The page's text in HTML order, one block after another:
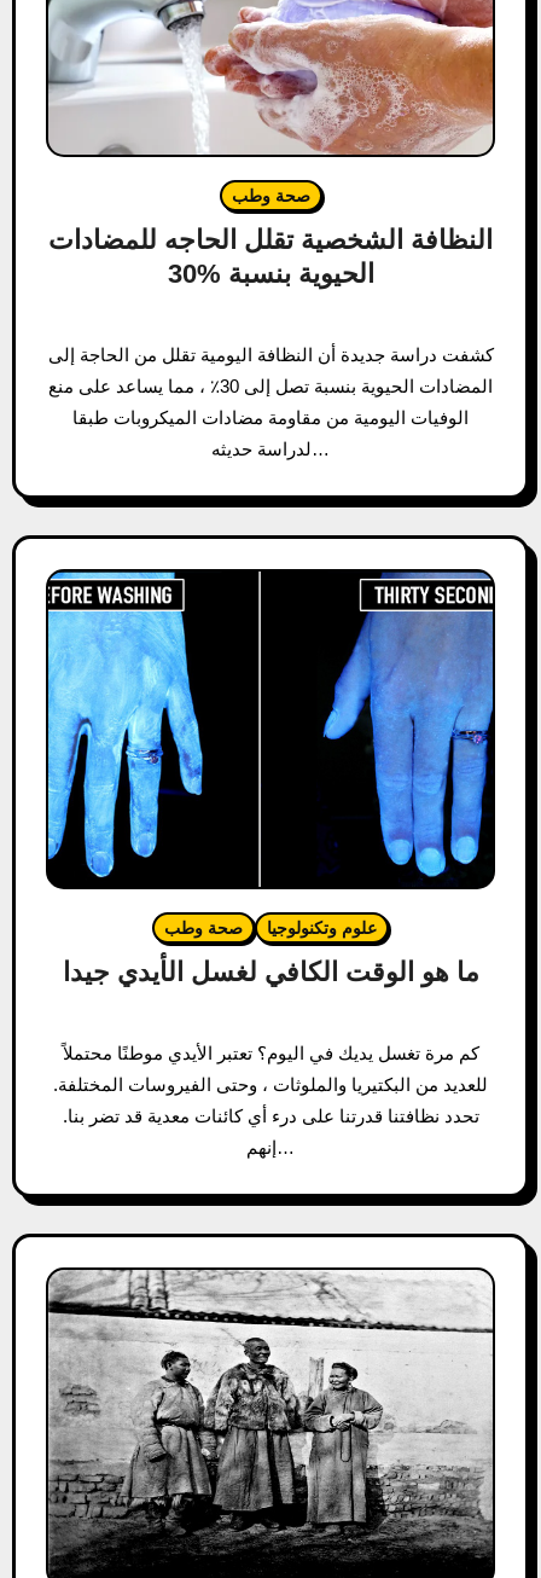
صحة وطب
النظافة الشخصية تقلل الحاجه للمضادات
الحيوية بنسبة %30
كشفت دراسة جديدة أن النظافة اليومية تقلل من الحاجة إلى
المضادات الحيوية بنسبة تصل إلى 30٪ ، مما يساعد على منع
الوفيات اليومية من مقاومة مضادات الميكروبات طبقا
لدراسة حديثه…
صحة وطب علوم وتكنولوجيا
ما هو الوقت الكافي لغسل الأيدي جيدا
كم مرة تغسل يديك في اليوم؟ تعتبر الأيدي موطنًا محتملاً
للعديد من البكتيريا والملوثات ، وحتى الفيروسات المختلفة.
تحدد نظافتنا قدرتنا على درء أي كائنات معدية قد تضر بنا.
إنهم…